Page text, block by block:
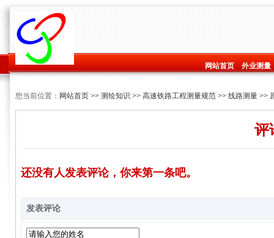
网站首页 外业测量
您当前位置： 网站首页 >> 测绘知识 >> 高速铁路工程测量规范 >> 线路测量 >>
评
还没有人发表评论，你来第一条吧。
发表评论